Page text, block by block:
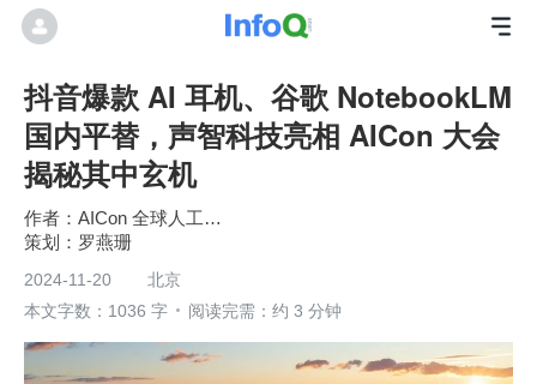
抖音爆款 AI 耳机、谷歌 NotebookLM
国内平替，声智科技亮相 AICon 大会
揭秘其中玄机
AICon 全球人工智能开发与应用大会
罗燕珊
2024-11-20
北京
本文字数：1036 字
阅读完需：约 3 分钟